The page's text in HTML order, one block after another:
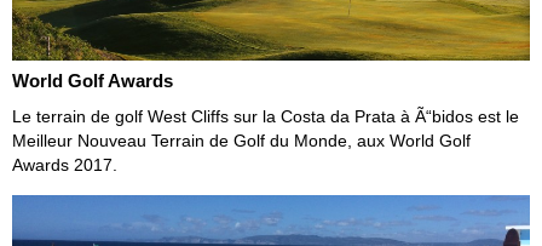
World Golf Awards
Le terrain de golf West Cliffs sur la Costa da Prata à Ã“bidos est le
Meilleur Nouveau Terrain de Golf du Monde, aux World Golf
Awards 2017.